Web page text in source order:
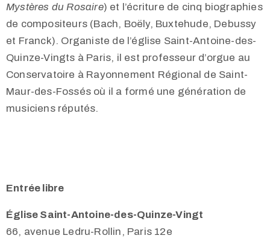
Mystères du Rosaire) et l’écriture de cinq biographies
de compositeurs (Bach, Boëly, Buxtehude, Debussy
et Franck). Organiste de l’église Saint-Antoine-des-
Quinze-Vingts à Paris, il est professeur d’orgue au
Conservatoire à Rayonnement Régional de Saint-
Maur-des-Fossés où il a formé une génération de
musiciens réputés.
Entrée libre
Église Saint-Antoine-des-Quinze-Vingt
66, avenue Ledru-Rollin, Paris 12e